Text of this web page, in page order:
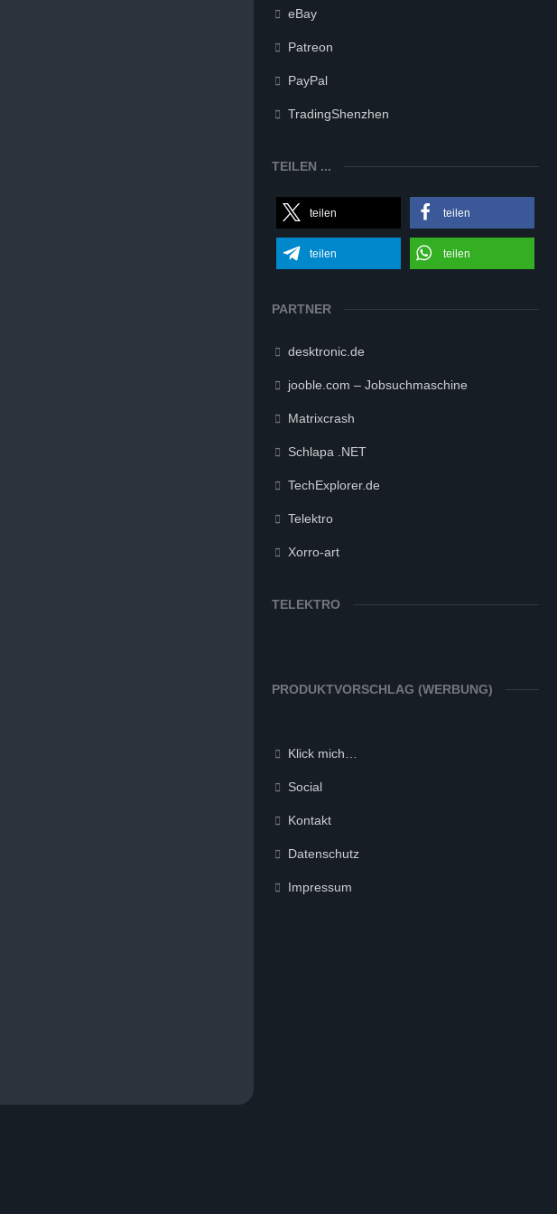
eBay
Patreon
PayPal
TradingShenzhen
TEILEN ...
teilen teilen
teilen teilen
PARTNER
desktronic.de
jooble.com – Jobsuchmaschine
Matrixcrash
Schlapa .NET
TechExplorer.de
Telektro
Xorro-art
TELEKTRO
PRODUKTVORSCHLAG (WERBUNG)
Klick mich…
Social
Kontakt
Datenschutz
Impressum